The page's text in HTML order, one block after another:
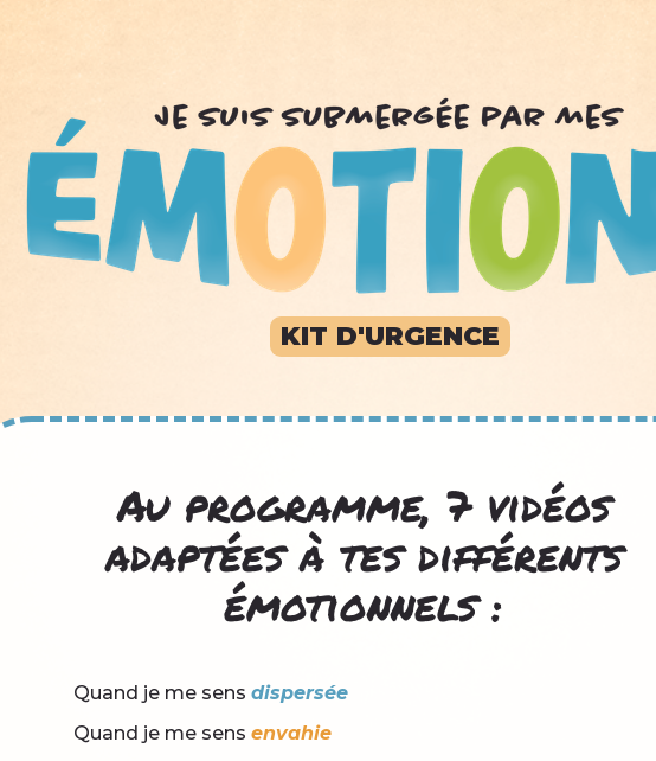
Au programme, 7 vidéos
adaptées à tes différents
émotionnels :
Quand je me sens dispersée
Quand je me sens envahie
KIT D'URGENCE